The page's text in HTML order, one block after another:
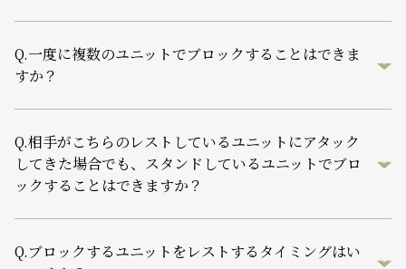
Q.一度に複数のユニットでブロックすることはできま
すか？
Q.相手がこちらのレストしているユニットにアタック
してきた場合でも、スタンドしているユニットでブロ
ックすることはできますか？
Q.ブロックするユニットをレストするタイミングはい